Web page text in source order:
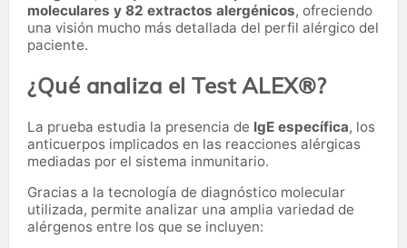
moleculares y 82 extractos alergénicos, ofreciendo
una visión mucho más detallada del perfil alérgico del
paciente.
¿Qué analiza el Test ALEX®?
La prueba estudia la presencia de IgE específica, los
anticuerpos implicados en las reacciones alérgicas
mediadas por el sistema inmunitario.
Gracias a la tecnología de diagnóstico molecular
utilizada, permite analizar una amplia variedad de
alérgenos entre los que se incluyen: